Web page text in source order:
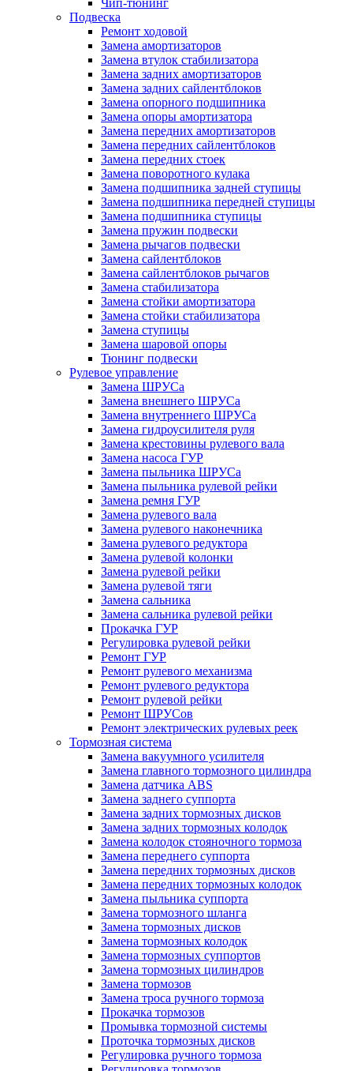
Чип-тюнинг
Подвеска
Ремонт ходовой
Замена амортизаторов
Замена втулок стабилизатора
Замена задних амортизаторов
Замена задних сайлентблоков
Замена опорного подшипника
Замена опоры амортизатора
Замена передних амортизаторов
Замена передних сайлентблоков
Замена передних стоек
Замена поворотного кулака
Замена подшипника задней ступицы
Замена подшипника передней ступицы
Замена подшипника ступицы
Замена пружин подвески
Замена рычагов подвески
Замена сайлентблоков
Замена сайлентблоков рычагов
Замена стабилизатора
Замена стойки амортизатора
Замена стойки стабилизатора
Замена ступицы
Замена шаровой опоры
Тюнинг подвески
Рулевое управление
Замена ШРУСа
Замена внешнего ШРУСа
Замена внутреннего ШРУСа
Замена гидроусилителя руля
Замена крестовины рулевого вала
Замена насоса ГУР
Замена пыльника ШРУСа
Замена пыльника рулевой рейки
Замена ремня ГУР
Замена рулевого вала
Замена рулевого наконечника
Замена рулевого редуктора
Замена рулевой колонки
Замена рулевой рейки
Замена рулевой тяги
Замена сальника
Замена сальника рулевой рейки
Прокачка ГУР
Регулировка рулевой рейки
Ремонт ГУР
Ремонт рулевого механизма
Ремонт рулевого редуктора
Ремонт рулевой рейки
Ремонт ШРУСов
Ремонт электрических рулевых реек
Тормозная система
Замена вакуумного усилителя
Замена главного тормозного цилиндра
Замена датчика ABS
Замена заднего суппорта
Замена задних тормозных дисков
Замена задних тормозных колодок
Замена колодок стояночного тормоза
Замена переднего суппорта
Замена передних тормозных дисков
Замена передних тормозных колодок
Замена пыльника суппорта
Замена тормозного шланга
Замена тормозных дисков
Замена тормозных колодок
Замена тормозных суппортов
Замена тормозных цилиндров
Замена тормозов
Замена троса ручного тормоза
Прокачка тормозов
Промывка тормозной системы
Проточка тормозных дисков
Регулировка ручного тормоза